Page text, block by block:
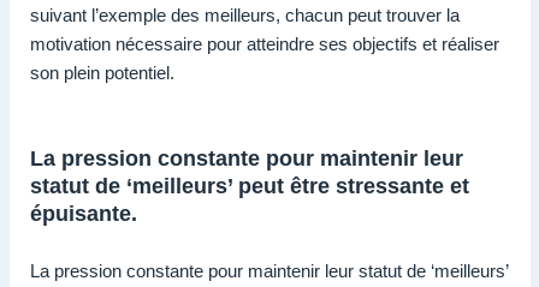
suivant l’exemple des meilleurs, chacun peut trouver la
motivation nécessaire pour atteindre ses objectifs et réaliser
son plein potentiel.
La pression constante pour maintenir leur
statut de ‘meilleurs’ peut être stressante et
épuisante.
La pression constante pour maintenir leur statut de ‘meilleurs’